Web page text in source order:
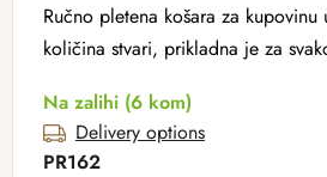
Ručno pletena košara za kupovinu
količina stvari, prikladna je za
Na zalihi (6 kom)
Delivery options
PR162